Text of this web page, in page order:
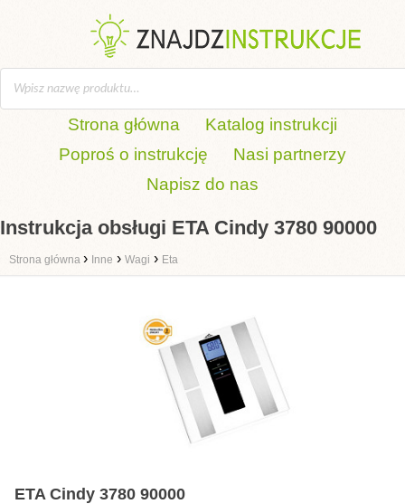
Strona główna
Katalog instrukcji
Poproś o instrukcję
Nasi partnerzy
Napisz do nas
Instrukcja obsługi ETA Cindy 3780 90000
Strona główna › Inne › Wagi › Eta
ETA Cindy 3780 90000